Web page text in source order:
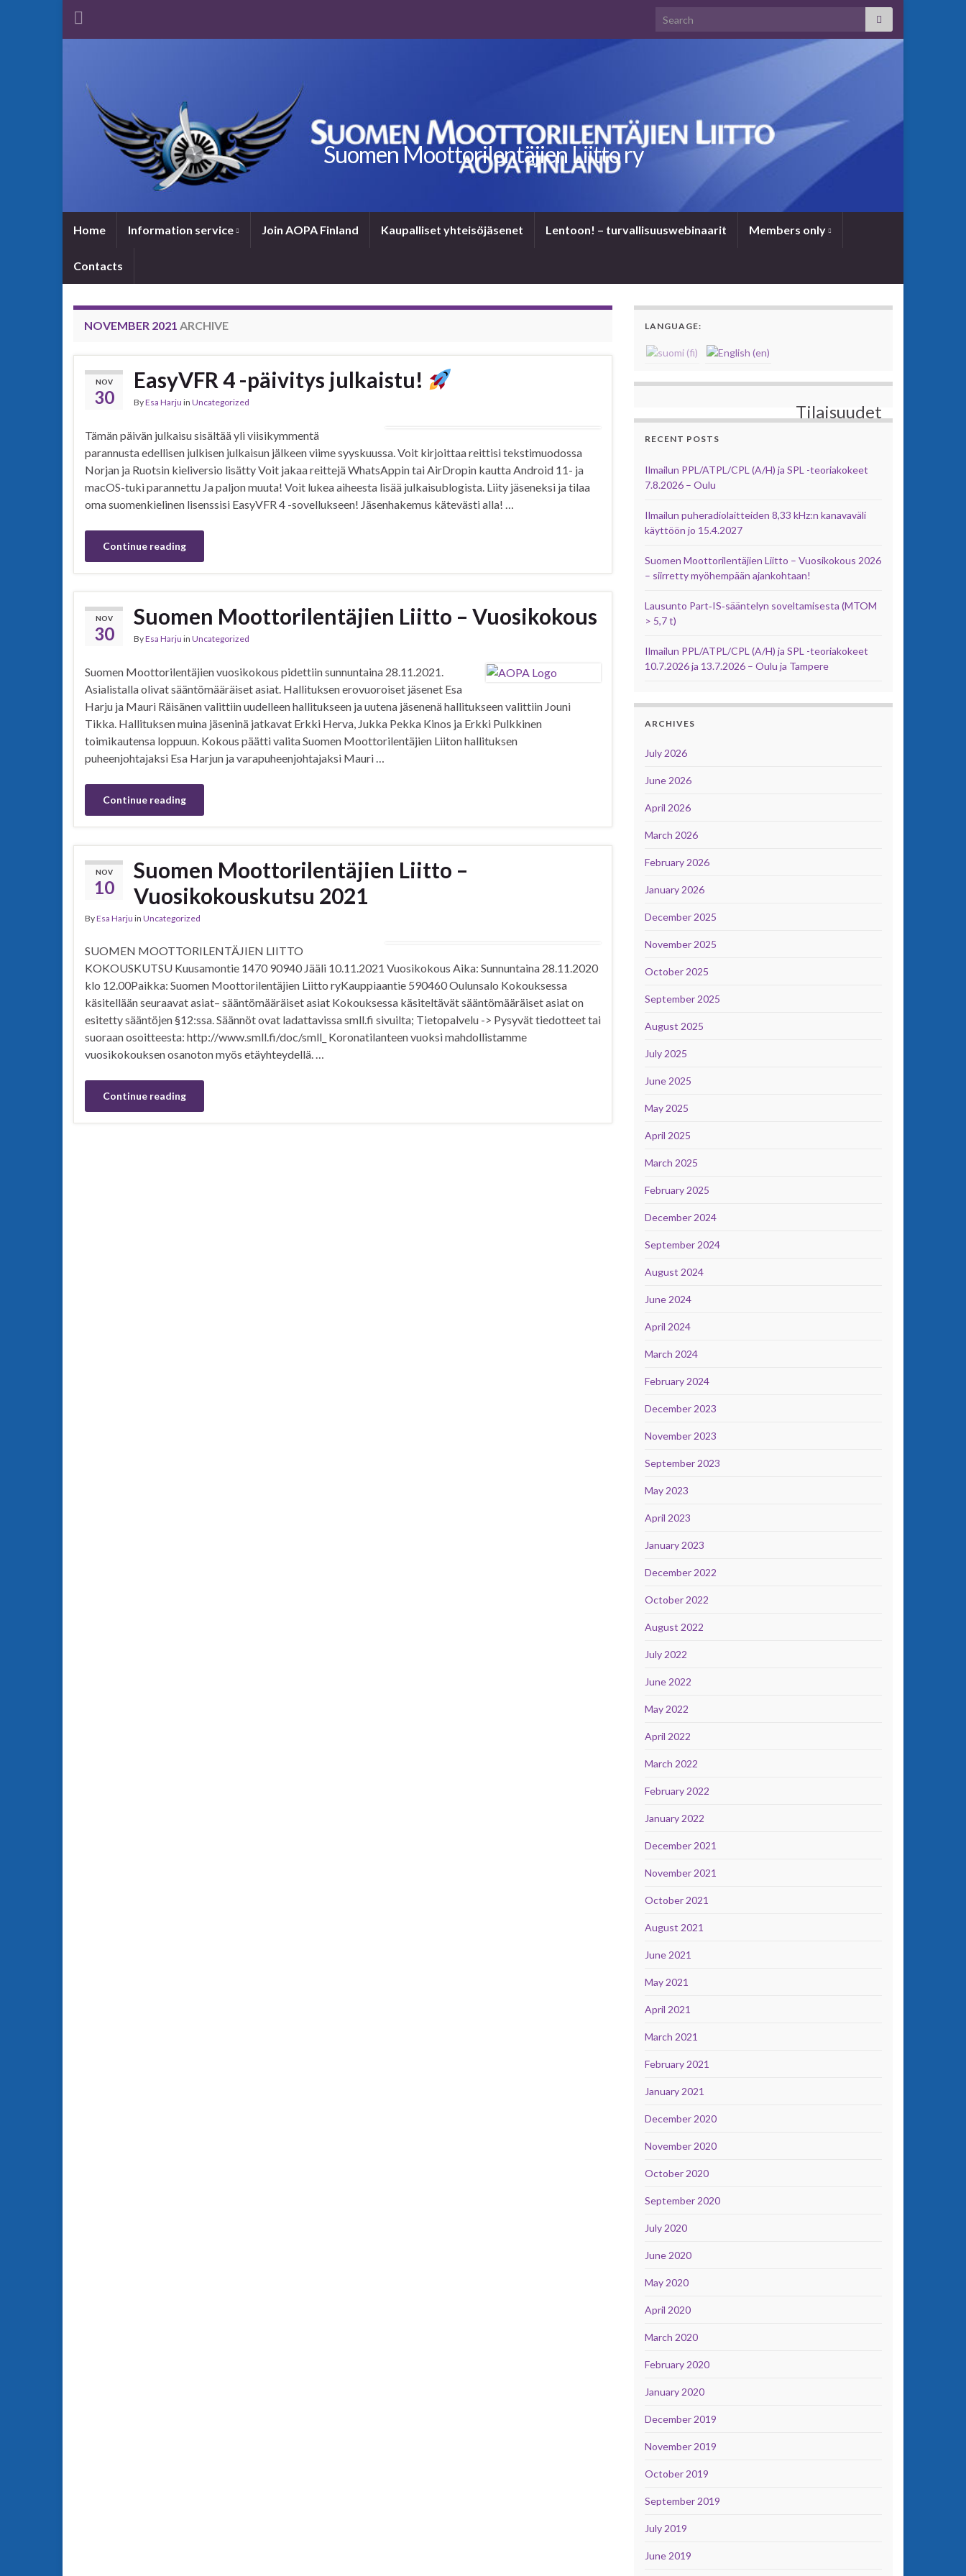
Search for:
Suomen Moottorilentäjien Liitto ry
Home Information service Join AOPA Finland Kaupalliset yhteisöjäsenet Len­toon! – tur­val­li­suus­we­bi­naa­rit Members only
Contacts
NOVEMBER 2021 ARCHIVE
NOV
30
EasyVFR 4 -päivitys julkaistu!
ByEsa Harju in Uncategorized
Tämän päivän julkaisu sisältää yli viisikymmentä
parannusta edellisen julkisen julkaisun jälkeen viime syyskuussa. Voit kirjoittaa reittisi tekstimuodossa
Norjan ja Ruotsin kieliversio lisätty Voit jakaa reittejä WhatsAppin tai AirDropin kautta Android 11- ja
macOS-tuki parannettu Ja paljon muuta! Voit lukea aiheesta lisää julkaisublogista. Liity jäseneksi ja tilaa
oma suomenkielinen lisenssisi EasyVFR 4 -sovellukseen! Jäsenhakemus kätevästi alla! …
Continue reading
NOV
30
Suomen Moottorilentäjien Liitto – Vuosikokous
ByEsa Harju in Uncategorized
Suomen Moottorilentäjien vuosikokous pidettiin sunnuntaina 28.11.2021.
Asialistalla olivat sääntömääräiset asiat. Hallituksen erovuoroiset jäsenet Esa
Harju ja Mauri Räisänen valittiin uudelleen hallitukseen ja uutena jäsenenä hallitukseen valittiin Jouni
Tikka. Hallituksen muina jäseninä jatkavat Erkki Herva, Jukka Pekka Kinos ja Erkki Pulkkinen
toimikautensa loppuun. Kokous päätti valita Suomen Moottorilentäjien Liiton hallituksen
puheenjohtajaksi Esa Harjun ja varapuheenjohtajaksi Mauri …
Continue reading
NOV
10
Suomen Moottorilentäjien Liitto –
Vuosikokouskutsu 2021
ByEsa Harju in Uncategorized
SUOMEN MOOTTORILENTÄJIEN LIITTO
KOKOUSKUTSU Kuusamontie 1470 90940 Jääli 10.11.2021 Vuosikokous Aika: Sunnuntaina 28.11.2020
klo 12.00Paikka: Suomen Moottorilentäjien Liitto ryKauppiaantie 590460 Oulunsalo Kokouksessa
käsitellään seuraavat asiat– sääntömääräiset asiat Kokouksessa käsiteltävät sääntömääräiset asiat on
esitetty sääntöjen §12:ssa. Säännöt ovat ladattavissa smll.fi sivuilta; Tietopalvelu -> Pysyvät tiedotteet tai
suoraan osoitteesta: http://www.smll.fi/doc/smll_ Koronatilanteen vuoksi mahdollistamme
vuosikokouksen osanoton myös etäyhteydellä. …
Continue reading
LANGUAGE:
Tilaisuudet
RECENT POSTS
Ilmailun PPL/ATPL/CPL (A/H) ja SPL -teoriakokeet
7.8.2026 – Oulu
Ilmailun puheradiolaitteiden 8,33 kHz:n kanavaväli
käyttöön jo 15.4.2027
Suomen Moottorilentäjien Liitto – Vuosikokous 2026
– siirretty myöhempään ajankohtaan!
Lausunto Part‑IS‑sääntelyn soveltamisesta (MTOM
> 5,7 t)
Ilmailun PPL/ATPL/CPL (A/H) ja SPL -teoriakokeet
10.7.2026 ja 13.7.2026 – Oulu ja Tampere
ARCHIVES
July 2026
June 2026
April 2026
March 2026
February 2026
January 2026
December 2025
November 2025
October 2025
September 2025
August 2025
July 2025
June 2025
May 2025
April 2025
March 2025
February 2025
December 2024
September 2024
August 2024
June 2024
April 2024
March 2024
February 2024
December 2023
November 2023
September 2023
May 2023
April 2023
January 2023
December 2022
October 2022
August 2022
July 2022
June 2022
May 2022
April 2022
March 2022
February 2022
January 2022
December 2021
November 2021
October 2021
August 2021
June 2021
May 2021
April 2021
March 2021
February 2021
January 2021
December 2020
November 2020
October 2020
September 2020
July 2020
June 2020
May 2020
April 2020
March 2020
February 2020
January 2020
December 2019
November 2019
October 2019
September 2019
July 2019
June 2019